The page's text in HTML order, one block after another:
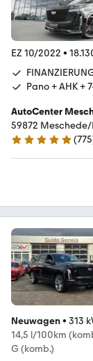
EZ 10/2022 •
Pano + AHK +
AutoCenter
59872 Meschede/
4.8 Sterne
(775
Neuwagen• 313
14,5 l/100km
G (komb.)